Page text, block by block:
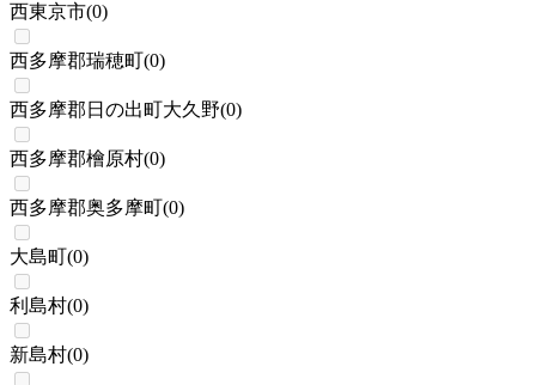
西東京市(0)
西多摩郡瑞穂町(0)
西多摩郡日の出町大久野(0)
西多摩郡檜原村(0)
西多摩郡奥多摩町(0)
大島町(0)
利島村(0)
新島村(0)